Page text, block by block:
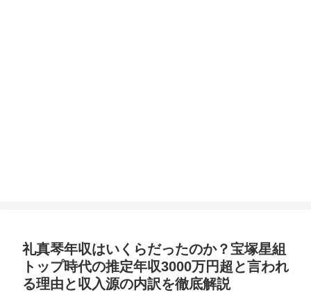
礼真琴年収はいくらだったのか？宝塚星組
トップ時代の推定年収3000万円超と言われ
る理由と収入源の内訳を徹底解説